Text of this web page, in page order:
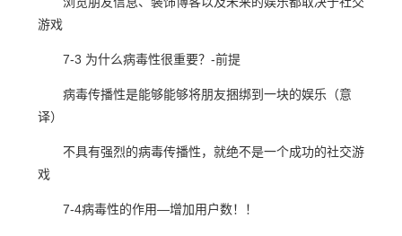
游戏
7-3 为什么病毒性很重要？-前提
病毒传播性是能够能够将朋友捆绑到一块的娱乐（意
译）
不具有强烈的病毒传播性，就绝不是一个成功的社交游
戏
7-4病毒性的作用—增加用户数！！